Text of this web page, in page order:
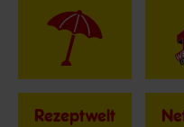
Rezeptwelt